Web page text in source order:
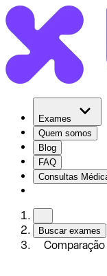
Exames
Quem somos
Blog
FAQ
Consultas
Buscar exames